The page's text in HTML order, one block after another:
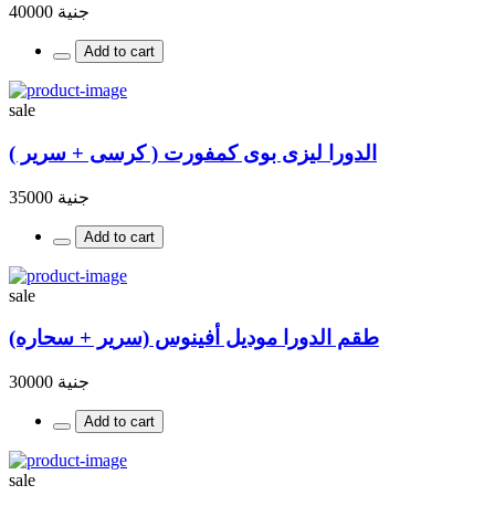
جنية 40000
Add to cart
sale
الدورا ليزى بوى كمفورت ( كرسى + سرير )
جنية 35000
Add to cart
sale
طقم الدورا موديل أفينوس (سرير + سحاره)
جنية 30000
Add to cart
sale